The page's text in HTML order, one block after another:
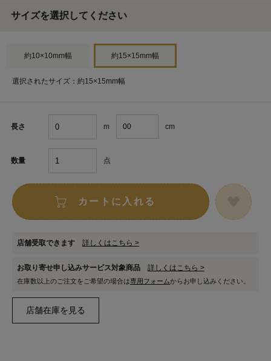
サイズを選択してください
約10×10mm幅 約15×15mm幅
選択されたサイズ：約15×15mm幅
長さ m cm
数量 点
カートに入れる
店舗受取できます 詳しくはこちら >
お取り寄せ申し込みサービス対象商品 詳しくはこちら >
在庫数以上のご注文をご希望の場合は専用フォームからお申し込みください。